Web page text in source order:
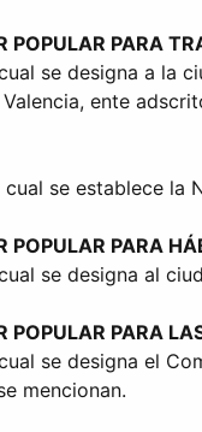
POPULAR PARA
se designa a la
ente
se establece la
POPULAR PARA
se designa al
POPULAR PARA
se designa el
mencionan.